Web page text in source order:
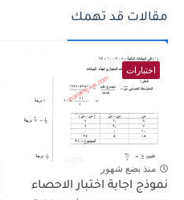
مقالات قد تهمك
اختبارات
منذ بضع شهور
نموذج اجابة اختبار الاحصاء